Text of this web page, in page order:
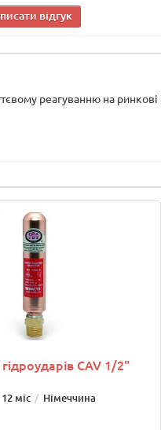
відгук
реагуванню на ринкові
CAV 1/2"
12 міс Німеччина